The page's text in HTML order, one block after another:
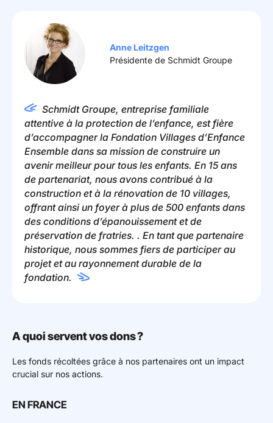
Anne Leitzgen
Présidente de Schmidt Groupe
Schmidt Groupe, entreprise familiale
attentive à la protection de l’enfance, est fière
d’accompagner la Fondation Villages d’Enfance
Ensemble dans sa mission de construire un
avenir meilleur pour tous les enfants. En 15 ans
de partenariat, nous avons contribué à la
construction et à la rénovation de 10 villages,
offrant ainsi un foyer à plus de 500 enfants dans
des conditions d’épanouissement et de
préservation de fratries. . En tant que partenaire
historique, nous sommes fiers de participer au
projet et au rayonnement durable de la
fondation.
A quoi servent vos dons ?
Les fonds récoltées grâce à nos partenaires ont un impact
crucial sur nos actions.
EN FRANCE